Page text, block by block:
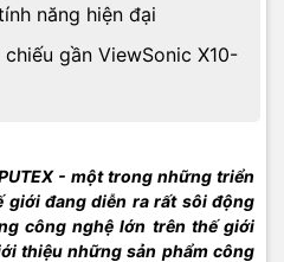
năng hiện đại
gần ViewSonic X10-
- một trong những triển
giới đang diễn ra rất sôi động
công nghệ lớn trên thế giới
thiệu những sản phẩm công